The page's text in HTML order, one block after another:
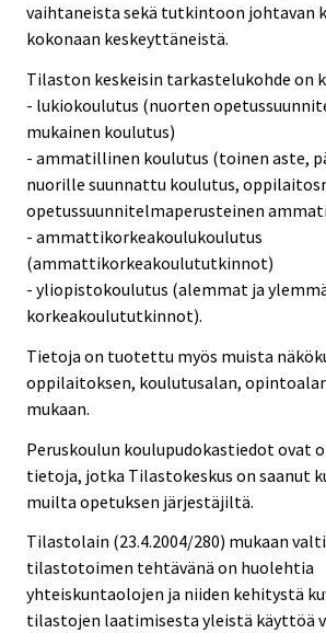
vaihtaneista sekä tutkintoon johtavan
kokonaan keskeyttäneistä.
Tilaston keskeisin tarkastelukohde on
- lukiokoulutus (nuorten
mukainen koulutus)
- ammatillinen koulutus (toinen aste,
nuorille suunnattu koulutus,
opetussuunnitelmaperusteinen
- ammattikorkeakoulukoulutus
(ammattikorkeakoulututkinnot)
- yliopistokoulutus (alemmat ja
korkeakoulututkinnot).
Tietoja on tuotettu myös muista
oppilaitoksen, koulutusalan,
mukaan.
Peruskoulun koulupudokastiedot ovat
tietoja, jotka Tilastokeskus on saanut
muilta opetuksen järjestäjiltä.
Tilastolain (23.4.2004/280) mukaan
tilastotoimen tehtävänä on huolehtia
yhteiskuntaolojen ja niiden kehitystä
tilastojen laatimisesta yleistä käyttöä